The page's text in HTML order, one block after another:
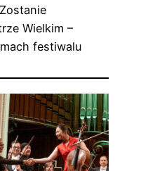
Wielkim –
festiwalu